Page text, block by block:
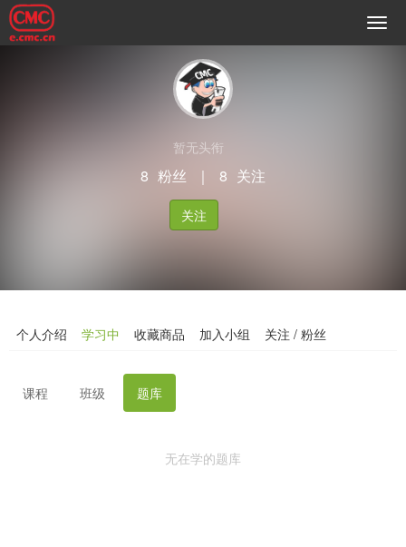
暂无头衔
8 粉丝 ｜ 8 关注
关注
个人介绍 学习中 收藏商品 加入小组 关注 / 粉丝
课程 班级 题库
无在学的题库